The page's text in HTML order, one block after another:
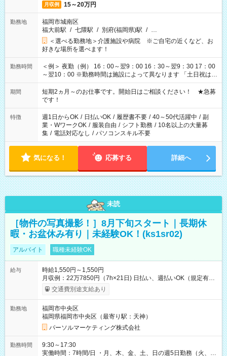
月収例 15～20万円
勤務地
福岡市城南区
福大前駅 / 七隈駅 / 別府(福岡県)駅 / …
＜選べる勤務地＞介護施設や病院 ※ご自宅の近くなど、お
好きな場所を選べます！
勤務時間
＜例＞ 夜勤（例） 16：00～翌9：00 16：30～翌9：30 17：00
～翌10：00 ※勤務時間は施設によって異なります 「土日祝は休
みたい」 「しっかり稼ぎたい」 「もう少し遅い時間から始めた
い」など ご希望にあったお仕事をご案内いたします。 ※未経験
の方の場合は1～2ヶ月間は日中での仕事を経験いただき、 お
仕事に慣れてからの夜勤になります。 ★家庭の都合でお休みが
必要な場合も遠慮なくご相談ください。
期間
短期2ヵ月～のお仕事です。開始日はご相談ください！ ★急募
です！
特徴 週1日からOK / 日払いOK / 履歴書不要 / 40～50代活躍中 / 副
業・WワークOK / 服装自由 / シフト勤務 / 10名以上の大量募
集 / 電話対応なし / パソコンスキル不要
気になる！ 応募する 詳細へ
未読
［物件の写真撮影！］8月下旬スタート｜長期休
暇・お盆休み有り｜未経験OK！(ks1sr02)
アルバイト 職種未経験OK
給与
時給1,550円～1,550円
月収例：22万7850円（7h×21日) 日払い、週払いOK（規定有
り） 【試用期間】試用期間なし
交通費別途支給あり
勤務地
福岡市中央区
福岡県福岡市中央区（最寄り駅：天神）
パーソルマーケティング株式会社
勤務時間
9:30～17:30
実働時間：7時間/日 ・月、木、金、土、日の週5日勤務（火、水